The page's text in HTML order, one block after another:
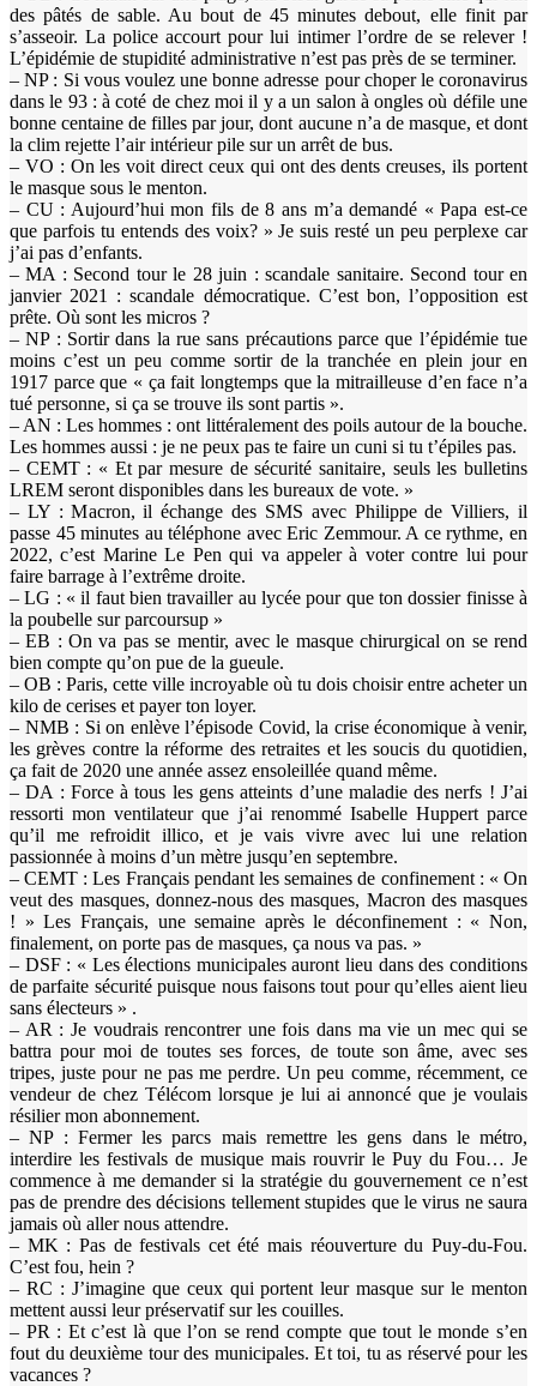
des pâtés de sable. Au bout de 45 minutes debout, elle finit par
s’asseoir. La police accourt pour lui intimer l’ordre de se relever !
L’épidémie de stupidité administrative n’est pas près de se terminer.
– NP : Si vous voulez une bonne adresse pour choper le coronavirus
dans le 93 : à coté de chez moi il y a un salon à ongles où défile une
bonne centaine de filles par jour, dont aucune n’a de masque, et dont
la clim rejette l’air intérieur pile sur un arrêt de bus.
– VO : On les voit direct ceux qui ont des dents creuses, ils portent
le masque sous le menton.
– CU : Aujourd’hui mon fils de 8 ans m’a demandé « Papa est-ce
que parfois tu entends des voix? » Je suis resté un peu perplexe car
j’ai pas d’enfants.
– MA : Second tour le 28 juin : scandale sanitaire. Second tour en
janvier 2021 : scandale démocratique. C’est bon, l’opposition est
prête. Où sont les micros ?
– NP : Sortir dans la rue sans précautions parce que l’épidémie tue
moins c’est un peu comme sortir de la tranchée en plein jour en
1917 parce que « ça fait longtemps que la mitrailleuse d’en face n’a
tué personne, si ça se trouve ils sont partis ».
– AN : Les hommes : ont littéralement des poils autour de la bouche.
Les hommes aussi : je ne peux pas te faire un cuni si tu t’épiles pas.
– CEMT : « Et par mesure de sécurité sanitaire, seuls les bulletins
LREM seront disponibles dans les bureaux de vote. »
– LY : Macron, il échange des SMS avec Philippe de Villiers, il
passe 45 minutes au téléphone avec Eric Zemmour. A ce rythme, en
2022, c’est Marine Le Pen qui va appeler à voter contre lui pour
faire barrage à l’extrême droite.
– LG : « il faut bien travailler au lycée pour que ton dossier finisse à
la poubelle sur parcoursup »
– EB : On va pas se mentir, avec le masque chirurgical on se rend
bien compte qu’on pue de la gueule.
– OB : Paris, cette ville incroyable où tu dois choisir entre acheter un
kilo de cerises et payer ton loyer.
– NMB : Si on enlève l’épisode Covid, la crise économique à venir,
les grèves contre la réforme des retraites et les soucis du quotidien,
ça fait de 2020 une année assez ensoleillée quand même.
– DA : Force à tous les gens atteints d’une maladie des nerfs ! J’ai
ressorti mon ventilateur que j’ai renommé Isabelle Huppert parce
qu’il me refroidit illico, et je vais vivre avec lui une relation
passionnée à moins d’un mètre jusqu’en septembre.
– CEMT : Les Français pendant les semaines de confinement : « On
veut des masques, donnez-nous des masques, Macron des masques
! » Les Français, une semaine après le déconfinement : « Non,
finalement, on porte pas de masques, ça nous va pas. »
– DSF : « Les élections municipales auront lieu dans des conditions
de parfaite sécurité puisque nous faisons tout pour qu’elles aient lieu
sans électeurs » .
– AR : Je voudrais rencontrer une fois dans ma vie un mec qui se
battra pour moi de toutes ses forces, de toute son âme, avec ses
tripes, juste pour ne pas me perdre. Un peu comme, récemment, ce
vendeur de chez Télécom lorsque je lui ai annoncé que je voulais
résilier mon abonnement.
– NP : Fermer les parcs mais remettre les gens dans le métro,
interdire les festivals de musique mais rouvrir le Puy du Fou… Je
commence à me demander si la stratégie du gouvernement ce n’est
pas de prendre des décisions tellement stupides que le virus ne saura
jamais où aller nous attendre.
– MK : Pas de festivals cet été mais réouverture du Puy-du-Fou.
C’est fou, hein ?
– RC : J’imagine que ceux qui portent leur masque sur le menton
mettent aussi leur préservatif sur les couilles.
– PR : Et c’est là que l’on se rend compte que tout le monde s’en
fout du deuxième tour des municipales. Et toi, tu as réservé pour les
vacances ?